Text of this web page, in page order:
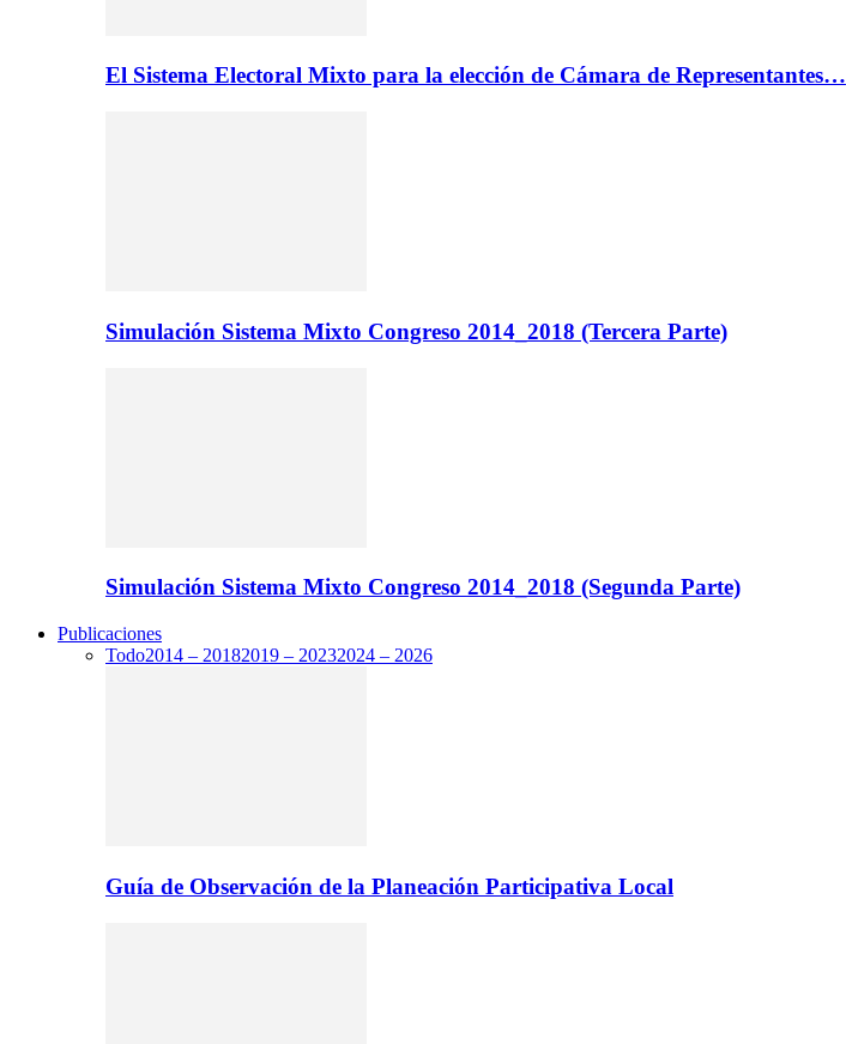
El Sistema Electoral Mixto para la elección de Cámara de Representantes…
Simulación Sistema Mixto Congreso 2014_2018 (Tercera Parte)
Simulación Sistema Mixto Congreso 2014_2018 (Segunda Parte)
Publicaciones
Todo2014 – 20182019 – 20232024 – 2026
Guía de Observación de la Planeación Participativa Local